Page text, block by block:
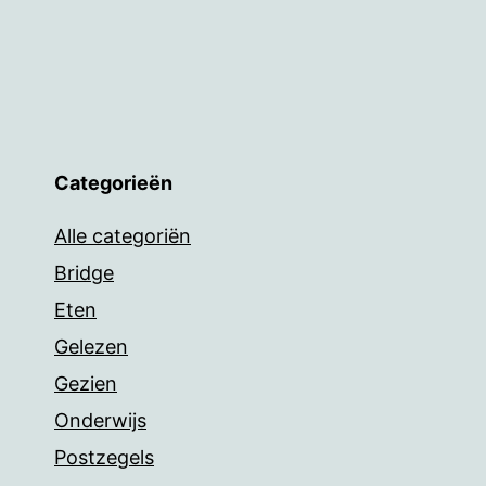
Categorieën
Alle categoriën
Bridge
Eten
Gelezen
Gezien
Onderwijs
Postzegels